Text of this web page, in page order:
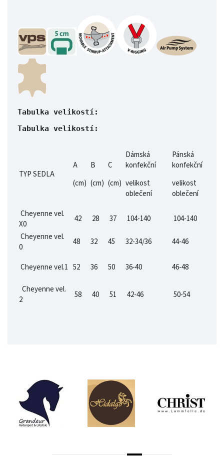
Tabulka velikostí:
Tabulka velikostí:
TYP SEDLA
A
(cm)
B
(cm)
C
(cm)
Dámská
konfekční
velikost
oblečení
Pánská
konfekční
velikost
oblečení
Cheyenne vel.
X0
42 28 37 104-140
104-140
Cheyenne vel.
0
48 32 45 32-34/36 44-46
Cheyenne vel.1 52 36 50 36-40 46-48
Cheyenne vel.
2
58 40 51 42-46 50-54